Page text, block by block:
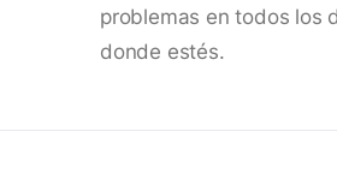
problemas en todos los
donde estés.